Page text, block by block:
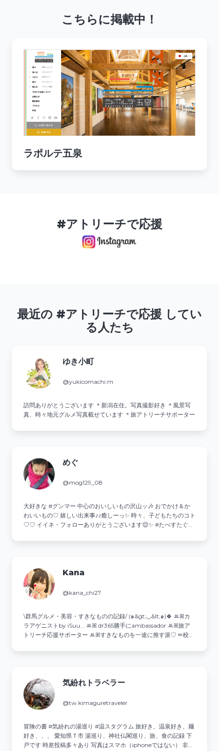
こちらに掲載中！
ラポルテ五泉
#アトリーチで応援
最近の #アトリーチで応援 してい
る人たち
ゆき小町
@yukicomachi.m
訪問ありがとうございます ＊新潟在住。写真撮影好き ＊風景写
真、時々地元グルメ写真載せています ＊旅アトリーチサポーター
めぐ
@mog129_08
大好きな #グンマー 中心の⁡おいしいもの沢山ッ🎶 おでかけ＆か
わいいもの♡ 嬉しい出来事♪♪癒しーっ✨ 時々⁡、子どもたちのコト
♡♡ イイネ・フォローありがとうございます😌✨ #たべすたぐら
Kana
@kana_chi27
\群馬グルメ・美容・すきなものの記録/ (๑&gt;◡&lt;๑)🍀 ꔛꕤカ
ラアゲニストby iSuu... ꔛꕤ dr365勝手にambassador ꔛꕤ旅ア
トリーチ応援サポーター ꔛꕤすきなものを一途に推す派♡ ✏︎校正
気紛れトラベラー
@tw.kimaguretraveler
冒険の書 #気紛れの湯巡り #温スタグラム 旅好き、温泉好き、麺
好き、、、 愛知県Ｔ市 湯巡り、神社仏閣巡り、旅、食の記録 下
戸です 時差投稿多々あり 写真はスマホ（iphoneではない） 非公